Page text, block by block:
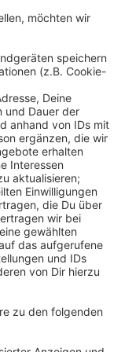
fest.
in dieser
Ende der
Lösung gibt es
Sagt die
Gespräche mit
hier
Monat
kurzfristig